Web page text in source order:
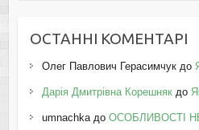
ОСТАННІ КОМЕНТАРІ
Олег Павлович Герасимчукдо
Дарія Дмитрівна Корешнякдо
umnachkaдо ОСОБЛИВОСТІ